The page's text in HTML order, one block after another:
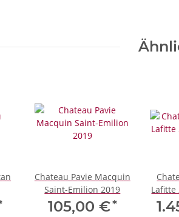
Chateau Pavie Macquin
Saint-Emilion 2019
105,00 €*